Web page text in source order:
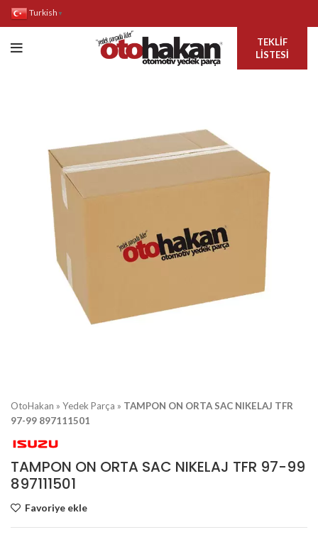
Turkish ▼
TEKLIF
LISTESI
OtoHakan » Yedek Parça » TAMPON ON ORTA SAC NIKELAJ TFR
97-99 897111501
TAMPON ON ORTA SAC NIKELAJ TFR 97-99
897111501
Favoriye ekle